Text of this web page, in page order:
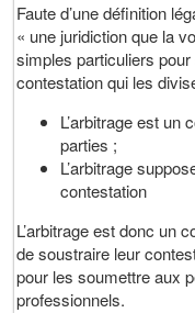
Faute d’une définition
« une juridiction que la
simples particuliers
contestation qui les
L’arbitrage est un
parties ;
L’arbitrage
contestation
L’arbitrage est donc un
de soustraire leur
pour les soumettre aux
professionnels.